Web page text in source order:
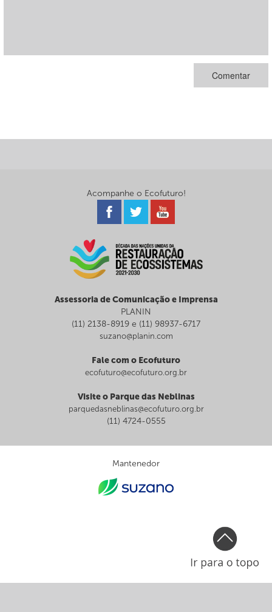
Acompanhe o Ecofuturo!
Assessoria de Comunicação e Imprensa
PLANIN
(11) 2138-8919 e (11) 98937-6717
suzano@planin.com
Fale com o Ecofuturo
ecofuturo@ecofuturo.org.br
Visite o Parque das Neblinas
parquedasneblinas@ecofuturo.org.br
(11) 4724-0555
Mantenedor